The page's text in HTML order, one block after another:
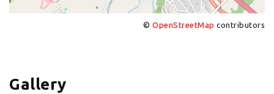
© OpenStreetMap contributors
Gallery